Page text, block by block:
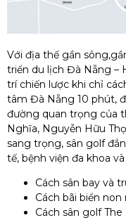
Với địa thế gần
triển du lịch Đà Nẵng –
trí chiến lược khi chỉ
tâm Đà Nẵng 10 phút,
đường quan trọng của
Nghĩa, Nguyễn Hữu
sang trọng, sân golf
tế, bệnh viện đa khoa
Cách sân bay và
Cách bãi biển
Cách sân golf